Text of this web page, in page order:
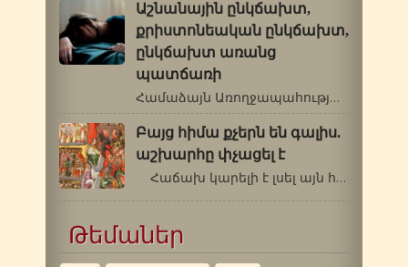
Աշնանային ընկճախտ,
քրիստոնեական ընկճախտ,
ընկճախտ առանց
պատճառի
Համաձայն Առողջապահության համաշխարհային…
Բայց հիմա քչերն են գալիս.
աշխարհը փչացել է
Հաճախ կարելի է լսել այն հեգնական…
Թեմաներ